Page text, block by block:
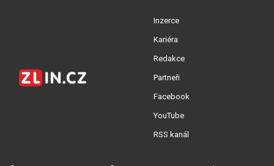
Inzerce
Kariéra
Redakce
Partneři
Facebook
YouTube
RSS kanál